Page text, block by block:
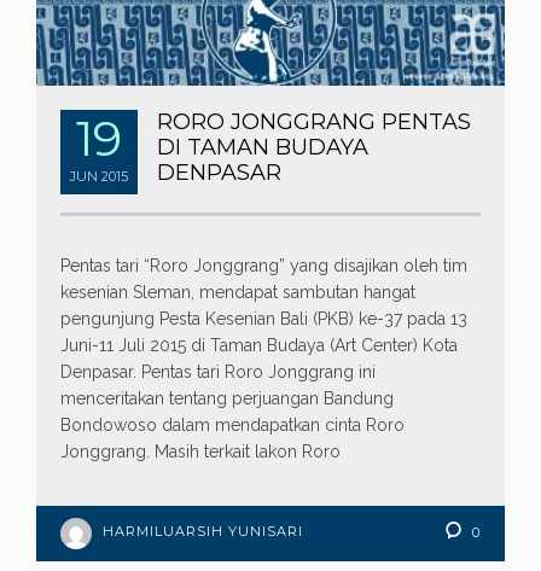
19
JUN 2015
RORO JONGGRANG PENTAS
DI TAMAN BUDAYA
DENPASAR
Pentas tari “Roro Jonggrang” yang disajikan oleh tim
kesenian Sleman, mendapat sambutan hangat
pengunjung Pesta Kesenian Bali (PKB) ke-37 pada 13
Juni-11 Juli 2015 di Taman Budaya (Art Center) Kota
Denpasar. Pentas tari Roro Jonggrang ini
menceritakan tentang perjuangan Bandung
Bondowoso dalam mendapatkan cinta Roro
Jonggrang. Masih terkait lakon Roro
HARMILUARSIH YUNISARI 0